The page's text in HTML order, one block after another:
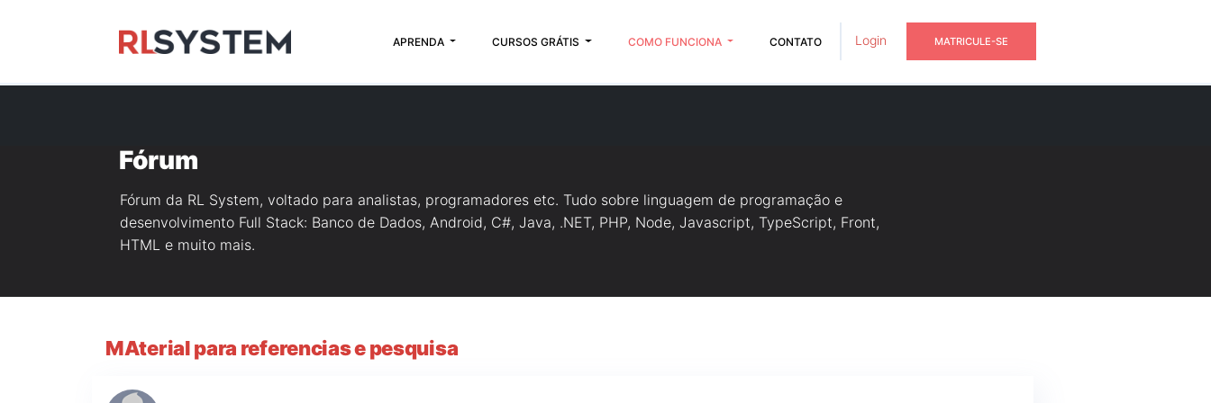
APRENDA CURSOS GRÁTIS COMO FUNCIONA CONTATO Login MATRICULE-SE
Fórum
Fórum da RL System, voltado para analistas, programadores etc. Tudo sobre linguagem de programação e
desenvolvimento Full Stack: Banco de Dados, Android, C#, Java, .NET, PHP, Node, Javascript, TypeScript, Front,
HTML e muito mais.
MAterial para referencias e pesquisa